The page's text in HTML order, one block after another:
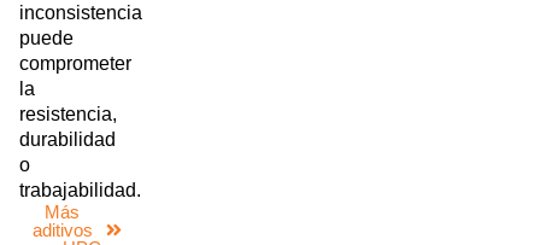
inconsistencia
puede
comprometer
la
resistencia,
durabilidad
o
trabajabilidad.
Más
aditivos